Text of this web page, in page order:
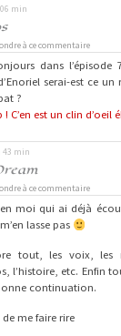
06 min
à ce commentaire
dans
serai-est ce
?
! C’en est un clin d’oeil
43 min
à ce commentaire
moi qui ai déjà
lasse pas
tout, les voix, les
l’histoire, etc. Enfin
continuation.
de me faire rire